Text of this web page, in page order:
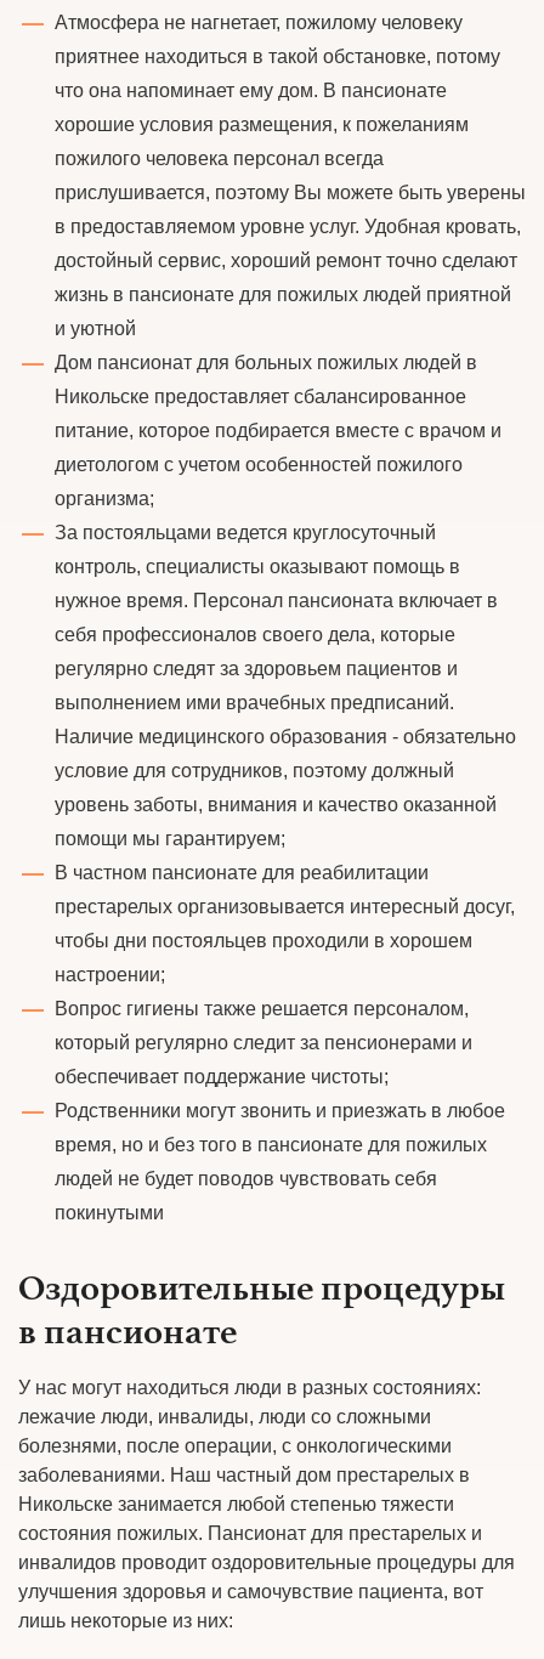
Атмосфера не нагнетает, пожилому человеку
приятнее находиться в такой обстановке, потому
что она напоминает ему дом. В пансионате
хорошие условия размещения, к пожеланиям
пожилого человека персонал всегда
прислушивается, поэтому Вы можете быть уверены
в предоставляемом уровне услуг. Удобная кровать,
достойный сервис, хороший ремонт точно сделают
жизнь в пансионате для пожилых людей приятной
и уютной
Дом пансионат для больных пожилых людей в
Никольске предоставляет сбалансированное
питание, которое подбирается вместе с врачом и
диетологом с учетом особенностей пожилого
организма;
За постояльцами ведется круглосуточный
контроль, специалисты оказывают помощь в
нужное время. Персонал пансионата включает в
себя профессионалов своего дела, которые
регулярно следят за здоровьем пациентов и
выполнением ими врачебных предписаний.
Наличие медицинского образования - обязательно
условие для сотрудников, поэтому должный
уровень заботы, внимания и качество оказанной
помощи мы гарантируем;
В частном пансионате для реабилитации
престарелых организовывается интересный досуг,
чтобы дни постояльцев проходили в хорошем
настроении;
Вопрос гигиены также решается персоналом,
который регулярно следит за пенсионерами и
обеспечивает поддержание чистоты;
Родственники могут звонить и приезжать в любое
время, но и без того в пансионате для пожилых
людей не будет поводов чувствовать себя
покинутыми
Оздоровительные процедуры
в пансионате
У нас могут находиться люди в разных состояниях:
лежачие люди, инвалиды, люди со сложными
болезнями, после операции, с онкологическими
заболеваниями. Наш частный дом престарелых в
Никольске занимается любой степенью тяжести
состояния пожилых. Пансионат для престарелых и
инвалидов проводит оздоровительные процедуры для
улучшения здоровья и самочувствие пациента, вот
лишь некоторые из них: